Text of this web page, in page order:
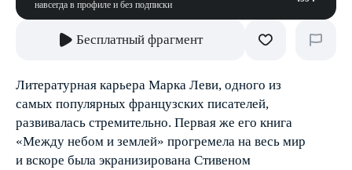
навсегда в профиле и без подписки
Бесплатный фрагмент
Литературная карьера Марка Леви, одного из
самых популярных французских писателей,
развивалась стремительно. Первая же его книга
«Между небом и землей» прогремела на весь мир
и вскоре была экранизирована Стивеном